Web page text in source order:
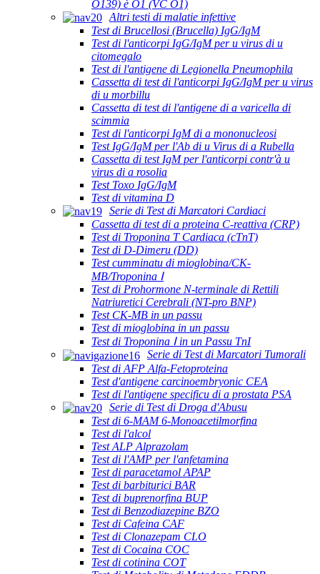
O139) è O1 (VC O1)
Altri testi di malatie infettive
Test di Brucellosi (Brucella) IgG/IgM
Test di l'anticorpi IgG/IgM per u virus di u
citomegalo
Test di l'antigene di Legionella Pneumophila
Cassetta di test di l'anticorpi IgG/IgM per u virus
di u morbillu
Cassetta di test di l'antigene di a varicella di
scimmia
Test di l'anticorpi IgM di a mononucleosi
Test IgG/IgM per l'Ab di u Virus di a Rubella
Cassetta di test IgM per l'anticorpi contr'à u
virus di a rosolia
Test Toxo IgG/IgM
Test di vitamina D
Serie di Test di Marcatori Cardiaci
Cassetta di test di a proteina C-reattiva (CRP)
Test di Troponina T Cardiaca (cTnT)
Test di D-Dimeru (DD)
Test cumminatu di mioglobina/CK-
MB/Troponina Ⅰ
Test di Prohormone N-terminale di Rettili
Natriuretici Cerebrali (NT-pro BNP)
Test CK-MB in un passu
Test di mioglobina in un passu
Test di Troponina Ⅰ in un Passu TnI
Serie di Test di Marcatori Tumorali
Test di AFP Alfa-Fetoproteina
Test d'antigene carcinoembryonic CEA
Test di l'antigene specificu di a prostata PSA
Serie di Test di Droga d'Abusu
Test di 6-MAM 6-Monoacetilmorfina
Test di l'alcol
Test ALP Alprazolam
Test di l'AMP per l'anfetamina
Test di paracetamol APAP
Test di barbiturici BAR
Test di buprenorfina BUP
Test di Benzodiazepine BZO
Test di Cafeina CAF
Test di Clonazepam CLO
Test di Cocaina COC
Test di cotinina COT